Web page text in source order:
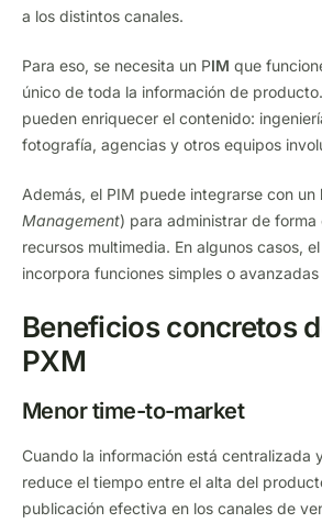
a los distintos canales.
Para eso, se necesita un PIM que
único de toda la información de
pueden enriquecer el contenido:
fotografía, agencias y otros equipos
Además, el PIM puede integrarse con un
Management) para administrar de forma
recursos multimedia. En algunos casos,
incorpora funciones simples o
Beneficios concretos
PXM
Menor time-to-market
Cuando la información está centralizada
reduce el tiempo entre el alta del
publicación efectiva en los canales de